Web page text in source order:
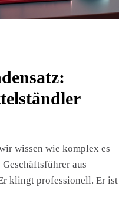
wissen wie komplex es
aus
klingt professionell. Er ist